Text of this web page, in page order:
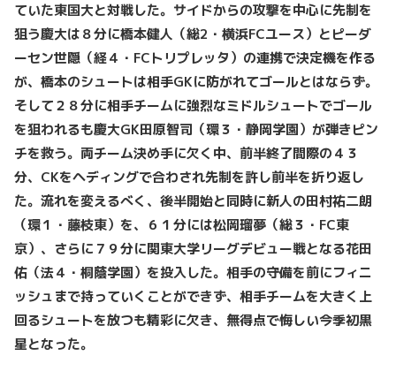
ていた東国大と対戦した。サイドからの攻撃を中心に先制を
狙う慶大は８分に橋本健人（総2・横浜FCユース）とピーダ
ーセン世隠（経４・FCトリプレッタ）の連携で決定機を作る
が、橋本のシュートは相手GKに防がれてゴールとはならず。
そして２８分に相手チームに強烈なミドルシュートでゴール
を狙われるも慶大GK田原智司（環３・静岡学園）が弾きピン
チを救う。両チーム決め手に欠く中、前半終了間際の４３
分、CKをヘディングで合わされ先制を許し前半を折り返し
た。流れを変えるべく、後半開始と同時に新人の田村祐二朗
（環１・藤枝東）を、６１分には松岡瑠夢（総３・FC東
京）、さらに７９分に関東大学リーグデビュー戦となる花田
佑（法４・桐蔭学園）を投入した。相手の守備を前にフィニ
ッシュまで持っていくことができず、相手チームを大きく上
回るシュートを放つも精彩に欠き、無得点で悔しい今季初黒
星となった。